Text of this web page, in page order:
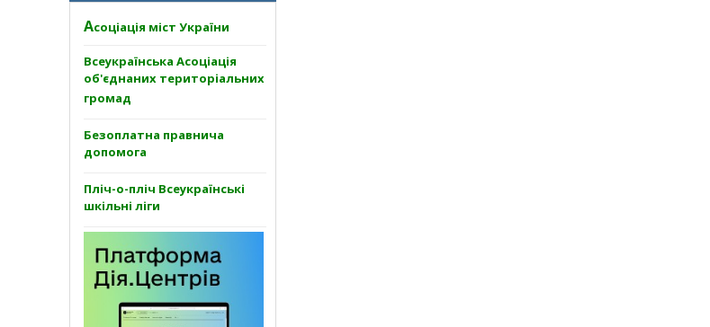
Асоціація міст України
Всеукраїнська Асоціація
об'єднаних територіальних
громад
Безоплатна правнича
допомога
Пліч-о-пліч Всеукраїнські
шкільні ліги